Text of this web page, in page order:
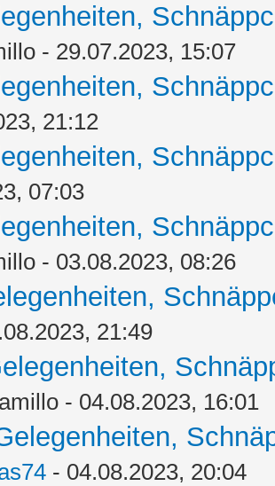
- 29.07.2023, 15:07
21:12
07:03
- 03.08.2023, 08:26
21:49
- 04.08.2023, 16:01
- 04.08.2023, 20:04